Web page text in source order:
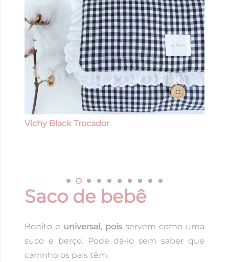
Vichy Black Trocador
Saco de bebê
Bonito e universal, poisservem como uma
suco e berço. Pode dá-lo sem saber que
carrinho os pais têm.